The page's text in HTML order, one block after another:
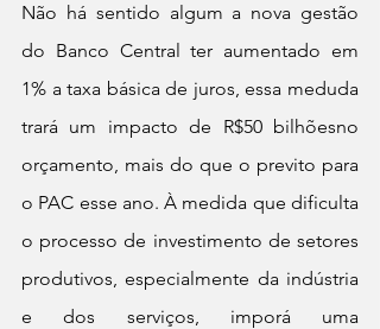
Não há sentido algum a nova gestão
do Banco Central ter aumentado em
1% a taxa básica de juros, essa meduda
trará um impacto de R$50 bilhõesno
orçamento, mais do que o previto para
o PAC esse ano. À medida que dificulta
o processo de investimento de setores
produtivos, especialmente da indústria
e dos serviços, imporá uma